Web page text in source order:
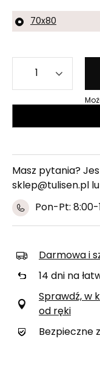
70x80
Masz pytania?
sklep@tulisen.pl
Pon-Pt: 8:00-
Darmowa i
14 dni na
Sprawdź, w
od ręki
Bezpieczne